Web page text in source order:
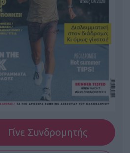
Γίνε Συνδρομητής